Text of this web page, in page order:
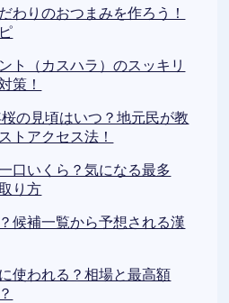
わりのおつまみを作ろう！
ト（カスハラ）のスッキリ
策！
の見頃はいつ？地元民が教
トアクセス法！
口いくら？気になる最多
り方
候補一覧から予想される漢
使われる？相場と最高額